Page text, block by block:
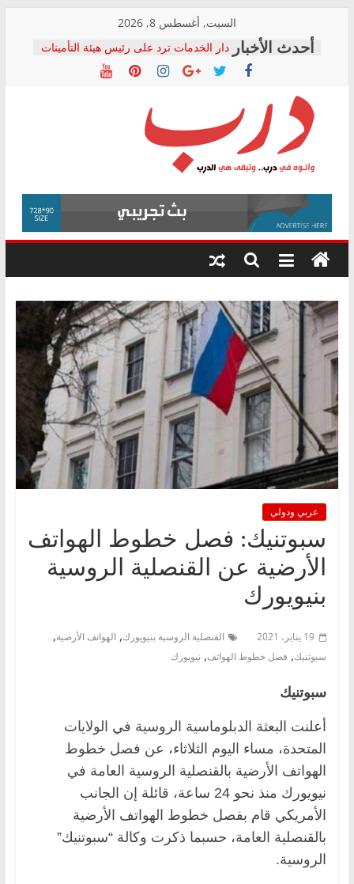
content
السبت, أغسطس 8, 2026
دار الخدمات ترد على رئيس هيئة التأمينات
بعد مؤتمره الصحفي: إنكار الأزمة لا ينهي
معاناة أصحاب المعاشات.. ونطالب بكشف
فرحات سليمان يكتب: القطاع الصحي إلى
أين؟
حزب التحالف الشعبي يطلق لجنة “الحق
في الصحة” بالإسكندرية لرصد الانتهاكات
ودعم المرضى
الوزاري لمدينة الصحفيين.. وانتهاء أعمال
إنشاء المبنى الإداري
المجلس القومي لحقوق الإنسان يعلن
متابعة قضية الدكتور محمد زهران.. ويؤكد:
قرينة البراءة وضمانات المحاكمة العادلة
درب
وأتوه
درب..
وتبقى
هي
عربي ودولي
سبوتنيك: فصل خطوط الهواتف
الأرضية عن القنصلية الروسية
بنيويورك
19 يناير، 2021 القنصلية الروسية بنيويورك, الهواتف الأرضية,
سبوتنيك, فصل خطوط الهواتف, نيويورك
سبوتنيك
أعلنت البعثة الدبلوماسية الروسية في الولايات
المتحدة، مساء اليوم الثلاثاء، عن فصل خطوط
الهواتف الأرضية بالقنصلية الروسية العامة في
نيويورك منذ نحو 24 ساعة، قائلة إن الجانب
الأمريكي قام بفصل خطوط الهواتف الأرضية
بالقنصلية العامة، حسبما ذكرت وكالة “سبوتنيك”
الروسية.